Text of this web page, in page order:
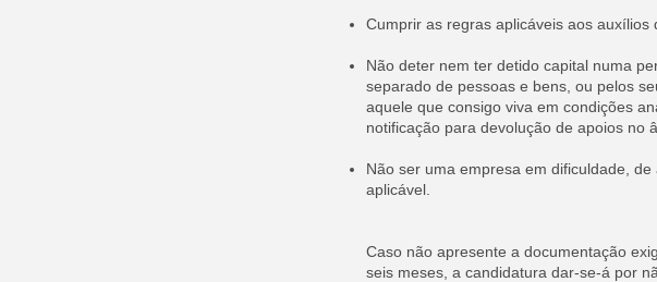
Cumprir as regras aplicáveis aos auxílios
Não deter nem ter detido capital numa
separado de pessoas e bens, ou pelos
aquele que consigo viva em condições
notificação para devolução de apoios no
Não ser uma empresa em dificuldade,
aplicável.
Caso não apresente a documentação
seis meses, a candidatura dar-se-á por